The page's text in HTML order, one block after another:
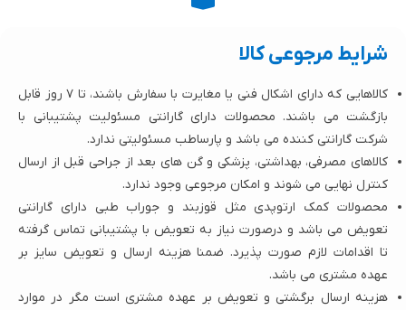
شرایط مرجوعی کالا
کالاهایی که دارای اشکال فنی یا مغایرت با سفارش باشند، تا ۷ روز قابل
بازگشت می باشند. محصولات دارای گارانتی مسئولیت پشتیبانی با
شرکت گارانتی کننده می باشد و پارساطب مسئولیتی ندارد.
کالاهای مصرفی، بهداشتی، پزشکی و گن های بعد از جراحی قبل از ارسال
کنترل نهایی می شوند و امکان مرجوعی وجود ندارد.
محصولات کمک ارتوپدی مثل قوزبند و جوراب طبی دارای گارانتی
تعویض می باشد و درصورت نیاز به تعویض با پشتیبانی تماس گرفته
تا اقدامات لازم صورت پذیرد. ضمنا هزینه ارسال و تعویض سایز بر
عهده مشتری می باشد.
هزینه ارسال برگشتی و تعویض بر عهده مشتری است مگر در موارد